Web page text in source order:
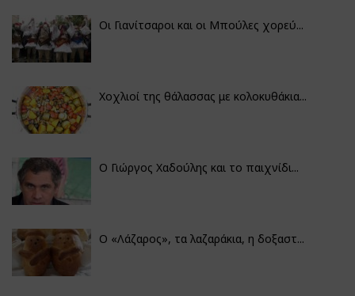
Οι Γιανίτσαροι και οι Μπούλες χορεύ...
Χοχλιοί της θάλασσας με κολοκυθάκια...
Ο Γιώργος Χαδούλης και το παιχνίδι...
Ο «Λάζαρος», τα λαζαράκια, η δοξαστ...